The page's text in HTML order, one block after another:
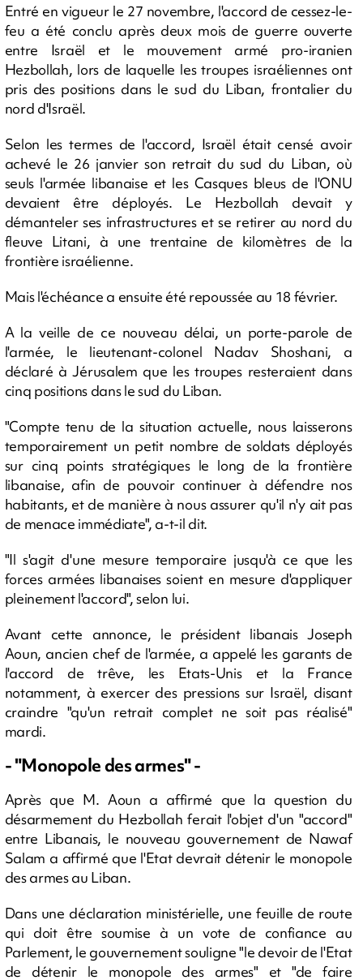
Entré en vigueur le 27 novembre, l'accord de cessez-le-
feu a été conclu après deux mois de guerre ouverte
entre Israël et le mouvement armé pro-iranien
Hezbollah, lors de laquelle les troupes israéliennes ont
pris des positions dans le sud du Liban, frontalier du
nord d'Israël.
Selon les termes de l'accord, Israël était censé avoir
achevé le 26 janvier son retrait du sud du Liban, où
seuls l'armée libanaise et les Casques bleus de l'ONU
devaient être déployés. Le Hezbollah devait y
démanteler ses infrastructures et se retirer au nord du
fleuve Litani, à une trentaine de kilomètres de la
frontière israélienne.
Mais l'échéance a ensuite été repoussée au 18 février.
A la veille de ce nouveau délai, un porte-parole de
l'armée, le lieutenant-colonel Nadav Shoshani, a
déclaré à Jérusalem que les troupes resteraient dans
cinq positions dans le sud du Liban.
"Compte tenu de la situation actuelle, nous laisserons
temporairement un petit nombre de soldats déployés
sur cinq points stratégiques le long de la frontière
libanaise, afin de pouvoir continuer à défendre nos
habitants, et de manière à nous assurer qu'il n'y ait pas
de menace immédiate", a-t-il dit.
"Il s'agit d'une mesure temporaire jusqu'à ce que les
forces armées libanaises soient en mesure d'appliquer
pleinement l'accord", selon lui.
Avant cette annonce, le président libanais Joseph
Aoun, ancien chef de l'armée, a appelé les garants de
l'accord de trêve, les Etats-Unis et la France
notamment, à exercer des pressions sur Israël, disant
craindre "qu'un retrait complet ne soit pas réalisé"
mardi.
- "Monopole des armes" -
Après que M. Aoun a affirmé que la question du
désarmement du Hezbollah ferait l'objet d'un "accord"
entre Libanais, le nouveau gouvernement de Nawaf
Salam a affirmé que l'Etat devrait détenir le monopole
des armes au Liban.
Dans une déclaration ministérielle, une feuille de route
qui doit être soumise à un vote de confiance au
Parlement, le gouvernement souligne "le devoir de l'Etat
de détenir le monopole des armes" et "de faire